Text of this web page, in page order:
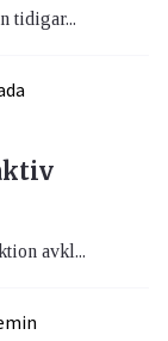
tidigar...
avkl...